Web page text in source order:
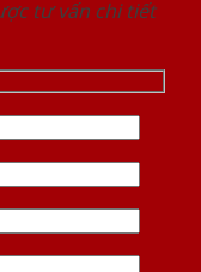
tư vấn chi tiết